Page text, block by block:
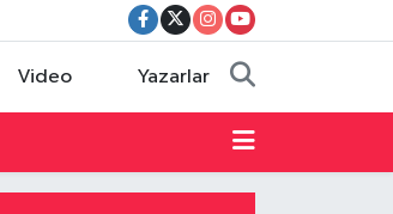
Video Yazarlar